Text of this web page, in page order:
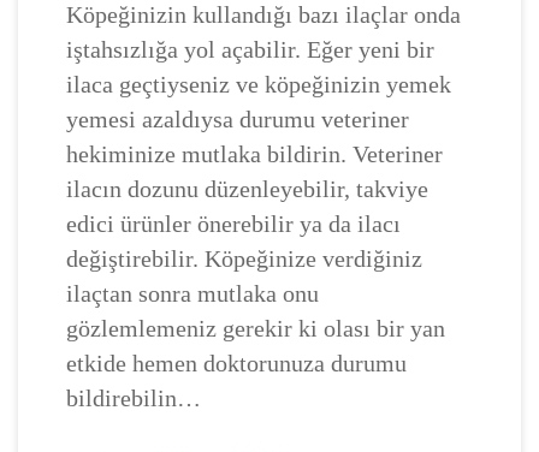
Köpeğinizin kullandığı bazı ilaçlar onda
iştahsızlığa yol açabilir. Eğer yeni bir
ilaca geçtiyseniz ve köpeğinizin yemek
yemesi azaldıysa durumu veteriner
hekiminize mutlaka bildirin. Veteriner
ilacın dozunu düzenleyebilir, takviye
edici ürünler önerebilir ya da ilacı
değiştirebilir. Köpeğinize verdiğiniz
ilaçtan sonra mutlaka onu
gözlemlemeniz gerekir ki olası bir yan
etkide hemen doktorunuza durumu
bildirebilin…